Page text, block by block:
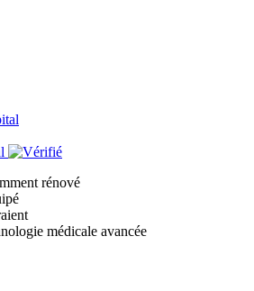
rénové
médicale avancée